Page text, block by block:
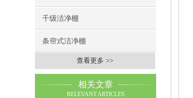
千级洁净棚
条帘式洁净棚
查看更多 >>
相关文章
RELEVANT ARTICLES